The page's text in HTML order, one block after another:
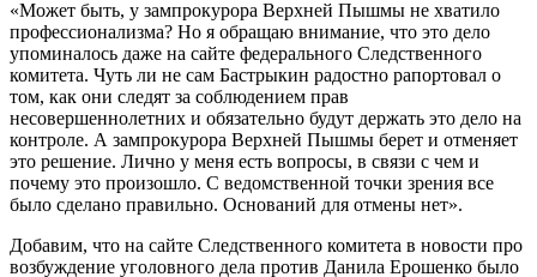
«Может быть, у зампрокурора Верхней Пышмы не хватило
профессионализма? Но я обращаю внимание, что это дело
упоминалось даже на сайте федерального Следственного
комитета. Чуть ли не сам Бастрыкин радостно рапортовал о
том, как они следят за соблюдением прав
несовершеннолетних и обязательно будут держать это дело на
контроле. А зампрокурора Верхней Пышмы берет и отменяет
это решение. Лично у меня есть вопросы, в связи с чем и
почему это произошло. С ведомственной точки зрения все
было сделано правильно. Оснований для отмены нет».
Добавим, что на сайте Следственного комитета в новости про
возбуждение уголовного дела против Данила Ерошенко было